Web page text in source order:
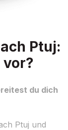
Ptuj:
du dich
Ptuj und